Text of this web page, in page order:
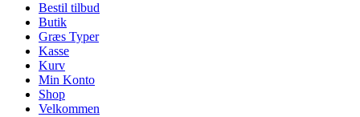
Bestil tilbud
Butik
Græs Typer
Kasse
Kurv
Min Konto
Shop
Velkommen